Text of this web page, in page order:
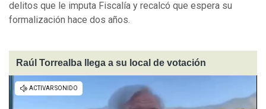
delitos que le imputa Fiscalía y recalcó que espera su
formalización hace dos años.
Raúl Torrealba llega a su local de votación